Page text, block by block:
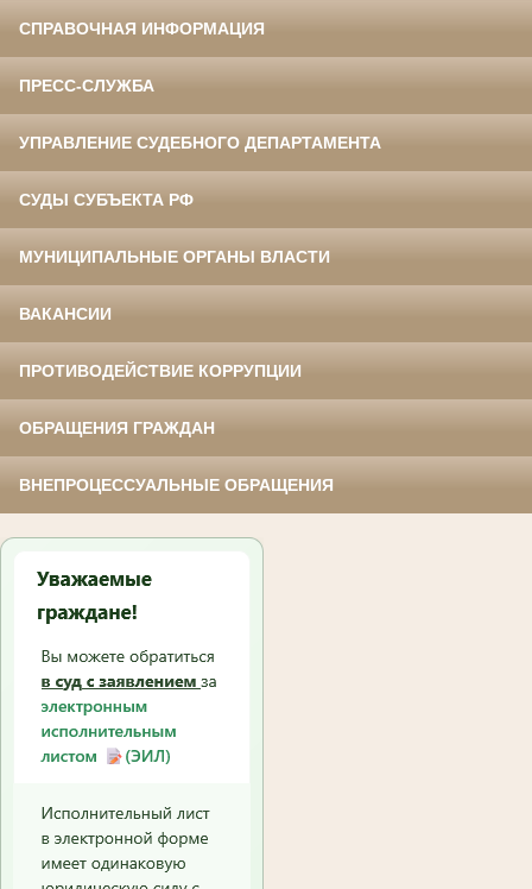
СПРАВОЧНАЯ ИНФОРМАЦИЯ
ПРЕСС-СЛУЖБА
УПРАВЛЕНИЕ СУДЕБНОГО ДЕПАРТАМЕНТА
СУДЫ СУБЪЕКТА РФ
МУНИЦИПАЛЬНЫЕ ОРГАНЫ ВЛАСТИ
ВАКАНСИИ
ПРОТИВОДЕЙСТВИЕ КОРРУПЦИИ
ОБРАЩЕНИЯ ГРАЖДАН
ВНЕПРОЦЕССУАЛЬНЫЕ ОБРАЩЕНИЯ